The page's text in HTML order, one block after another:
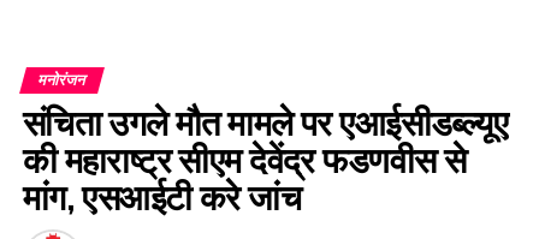
मनोरंजन
संचिता उगले मौत मामले पर एआईसीडब्ल्यूए
की महाराष्ट्र सीएम देवेंद्र फडणवीस से
मांग, एसआईटी करे जांच